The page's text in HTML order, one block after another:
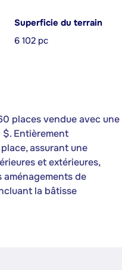
Superficie du terrain
6 102 pc
places vendue avec une
Entièrement
assurant une
et extérieures,
de
la bâtisse